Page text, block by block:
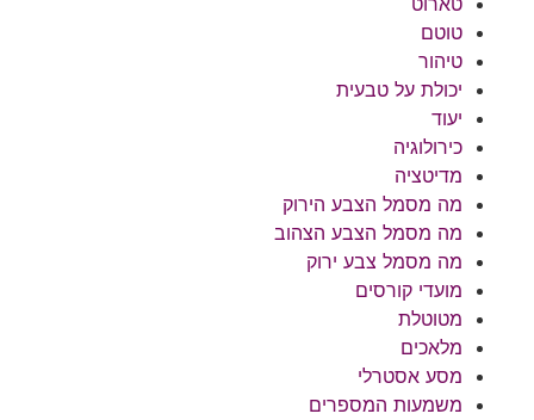
טוטם
טיהור
יכולת על טבעית
יעוד
כירולוגיה
מדיטציה
מה מסמל הצבע הירוק
מה מסמל הצבע הצהוב
מה מסמל צבע ירוק
מועדי קורסים
מטוטלת
מלאכים
מסע אסטרלי
משמעות המספרים